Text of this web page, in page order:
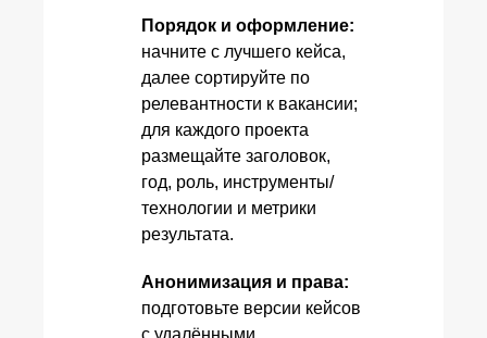
Порядок и оформление:
начните с лучшего кейса,
далее сортируйте по
релевантности к вакансии;
для каждого проекта
размещайте заголовок,
год, роль, инструменты/
технологии и метрики
результата.
Анонимизация и права:
подготовьте версии кейсов
с удалёнными